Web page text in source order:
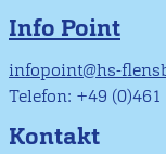
Info Point
infopoint@hs-
Telefon: +49
Kontakt